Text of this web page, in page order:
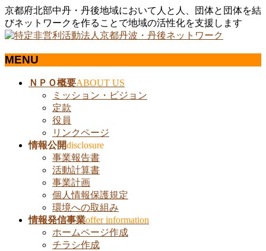
京都府北部中丹・丹後地域において人と人、団体と団体を結
びネットワークを作ることで地域の活性化を支援します
MENU
ＮＰＯ概要ABOUT US
ミッション・ビジョン
定款
役員
リンクページ
情報公開disclosure
事業報告書
活動計算書
事業計画
個人情報保護規定
環境への取組み
情報発信事業offer information
ホームページ作成
チラシ作成